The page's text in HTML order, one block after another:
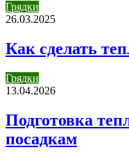
Грядки
26.03.2025
Как сделать
Грядки
13.04.2026
Подготовка
посадкам